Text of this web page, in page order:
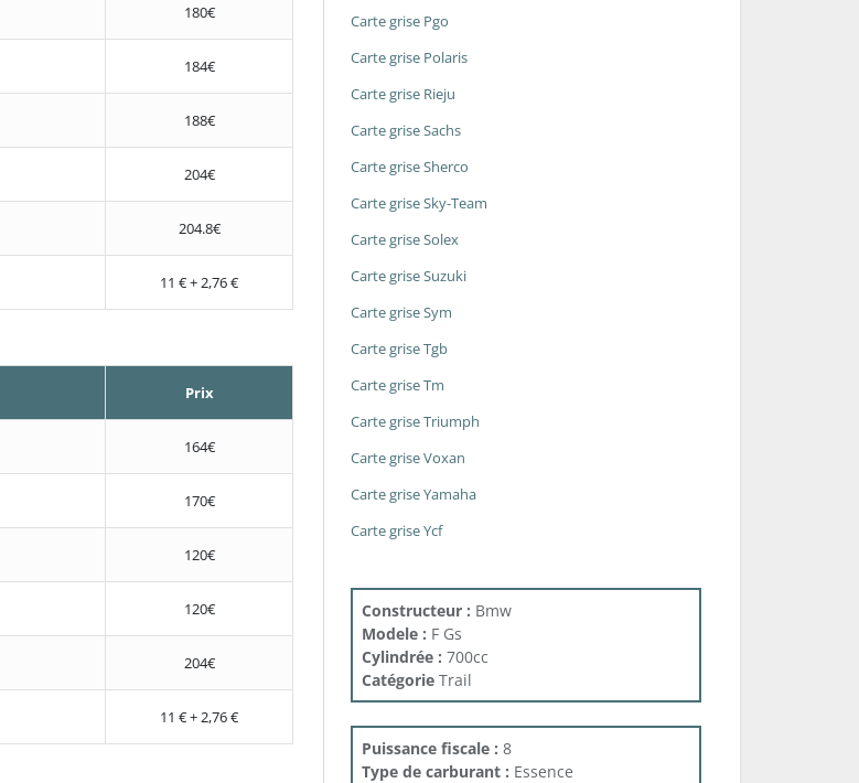
180€
184€
188€
204€
204.8€
11 € + 2,76 €
Prix
164€
170€
120€
120€
204€
11 € + 2,76 €
Carte grise Pgo
Carte grise Polaris
Carte grise Rieju
Carte grise Sachs
Carte grise Sherco
Carte grise Sky-Team
Carte grise Solex
Carte grise Suzuki
Carte grise Sym
Carte grise Tgb
Carte grise Tm
Carte grise Triumph
Carte grise Voxan
Carte grise Yamaha
Carte grise Ycf
Constructeur : Bmw
Modele : F Gs
Cylindrée : 700cc
CatégorieTrail
Puissance fiscale : 8
Type de carburant : Essence